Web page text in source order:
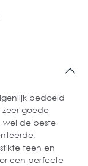
bedoeld
goede
wel de beste
teen en
een perfecte